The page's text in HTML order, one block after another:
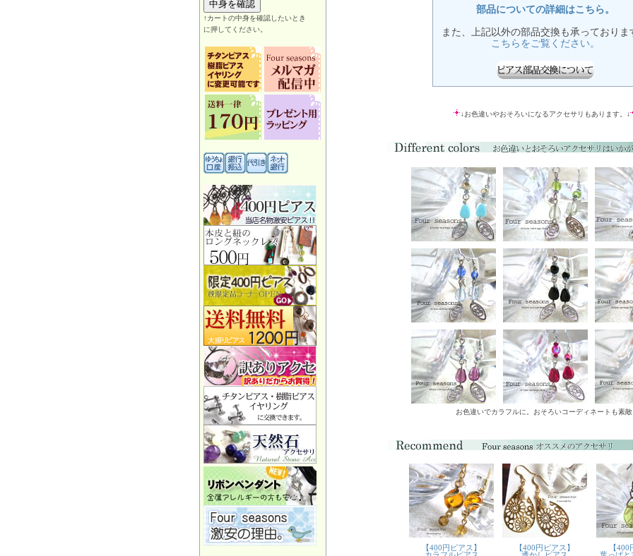
↑カートの中身を確認したいとき
に押してください。
部品についての詳細はこちら。
また、上記以外の部品交換も承っておりま
こちらをご覧ください。
↓お色違いやおそろいになるアクセサリもあります。↓
お色違いでカラフルに。おそろいコーディネートも素敵